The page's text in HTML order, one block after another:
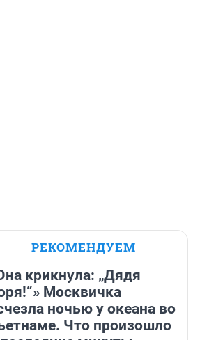
РЕКОМЕНДУЕМ
крикнула: „Дядя
Москвичка
ночью у океана во
Что произошло